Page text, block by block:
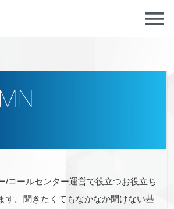
/コールセンター運営で役立つお役立ち
す。聞きたくてもなかなか聞けない基